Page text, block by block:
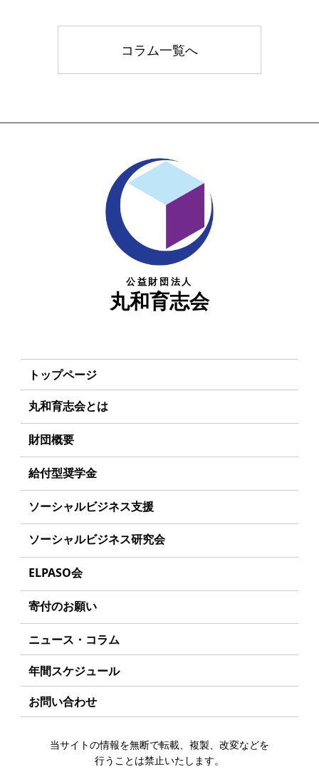
コラム一覧へ
公益財団法人
丸和育志会
トップページ
丸和育志会とは
理事長あいさつ
丸和育志会の目指す未来
学生のみなさんへ
起業家のみなさんへ
起業を考えているみなさんへ
応援したいみなさんへ
財団概要
理念
組織
年間スケジュール
定款
個人情報保護方針
アクセス
給付型奨学金
事業方針
募集要項
給付型奨学金とは
ソーシャルビジネス支援
事業方針
募集要項
ソーシャルビジネスとは
受賞者一覧
ソーシャルビジネス研究会
研究会のねらい
研究会一覧
ELPASO会
ELPASO会とは
会員限定ページ
寄付のお願い
お手続き
寄付支援者
ニュース・コラム
年間スケジュール
お問い合わせ
当サイトの情報を無断で転載、複製、改変などを
行うことは禁止いたします。